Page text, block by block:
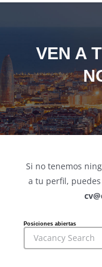
VEN A
Si no tenemos
a tu perfil,
Posiciones abiertas